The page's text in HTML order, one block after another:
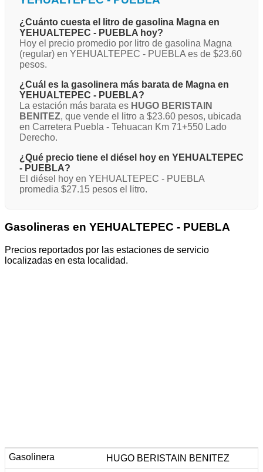
¿Cuánto cuesta el litro de gasolina Magna en
YEHUALTEPEC - PUEBLA hoy?
Hoy el precio promedio por litro de gasolina Magna
(regular) en YEHUALTEPEC - PUEBLA es de $23.60
pesos.
¿Cuál es la gasolinera más barata de Magna en
YEHUALTEPEC - PUEBLA?
La estación más barata es HUGO BERISTAIN
BENITEZ, que vende el litro a $23.60 pesos, ubicada
en Carretera Puebla - Tehuacan Km 71+550 Lado
Derecho.
¿Qué precio tiene el diésel hoy en YEHUALTEPEC
- PUEBLA?
El diésel hoy en YEHUALTEPEC - PUEBLA
promedia $27.15 pesos el litro.
Gasolineras en YEHUALTEPEC - PUEBLA
Precios reportados por las estaciones de servicio
localizadas en esta localidad.
HUGO BERISTAIN BENITEZ